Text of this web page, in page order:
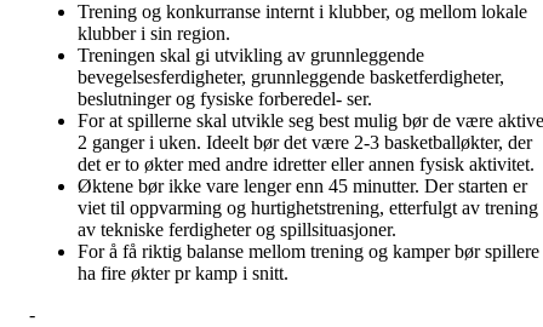
Trening og konkurranse internt i klubber, og mellom lokale
klubber i sin region.
Treningen skal gi utvikling av grunnleggende
bevegelsesferdigheter, grunnleggende basketferdigheter,
beslutninger og fysiske forberedel- ser.
For at spillerne skal utvikle seg best mulig bør de være aktive
2 ganger i uken. Ideelt bør det være 2-3 basketballøkter, der
det er to økter med andre idretter eller annen fysisk aktivitet.
Øktene bør ikke vare lenger enn 45 minutter. Der starten er
viet til oppvarming og hurtighetstrening, etterfulgt av trening
av tekniske ferdigheter og spillsituasjoner.
For å få riktig balanse mellom trening og kamper bør spillere
ha fire økter pr kamp i snitt.
-